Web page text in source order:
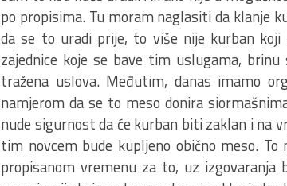
po propisima. Tu moram naglasiti da klanje
da se to uradi prije, to više nije kurban
zajednice koje se bave tim uslugama,
tražena uslova. Međutim, danas imamo
namjerom da se to meso donira
nude sigurnost da će kurban biti zaklan i na
tim novcem bude kupljeno obično meso.
propisanom vremenu za to, uz izgovaranja